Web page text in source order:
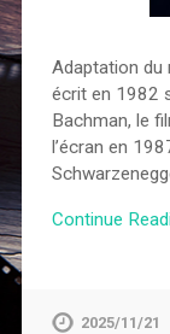
Adaptation du
écrit en 1982
Bachman, le
l’écran en
Continue
2025/11/21